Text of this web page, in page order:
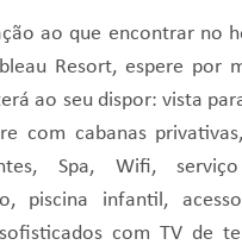
ao que encontrar no
Resort, espere por
ao seu dispor: vista
com cabanas
Spa, Wifi,
piscina infantil,
com TV de